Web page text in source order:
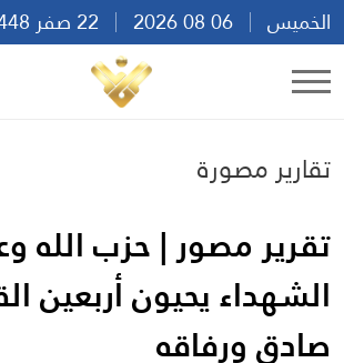
الخميس
12:45
تقارير مصورة
تقرير مصور | حزب الله
الشهداء يحيون أربعين
صادق ورفاقه